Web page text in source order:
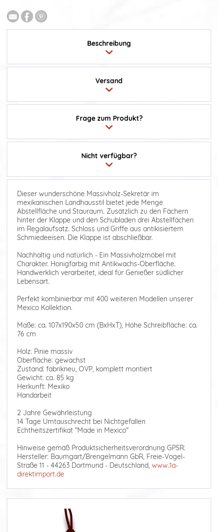
Beschreibung
Frage zum Produkt?
Versand
Nicht verfügbar?
Dieser wunderschöne Massivholz-Sekretär im
mexikanischen Landhausstil bietet jede Menge
Abstellfläche und Stauraum. Zusätzlich zu den Fächern
hinter der Klappe und den Schubladen drei Abstellfächen
im Regalaufsatz. Schloss und Griffe aus antikisiertem
Schmiedeeisen. Die Klappe ist abschließbar.
Nachhaltig und natürlich - Ein Massivholzmöbel mit
Charakter. Honigfarbig mit Antikwachs-Oberfläche.
Handwerklich verarbeitet, ideal für Genießer südlicher
Lebensart.
Perfekt kombinierbar mit 400 weiteren Modellen unserer
Mexico Kollektion.
Maße: ca. 107x190x50 cm (BxHxT), Höhe Schreibfläche: ca.
76 cm
Holz: Pinie massiv
Oberfläche: gewachst
Zustand: fabrikneu, OVP, komplett montiert
Gewicht: ca. 85 kg
Herkunft: Mexiko
Handarbeit
2 Jahre Gewährleistung
14 Tage Umtauschrecht bei Nichtgefallen
Echtheitszertifikat "Made in Mexico"
Hinweise gemäß Produktsicherheitsverordnung GPSR:
Hersteller: Baumgart/Brengelmann GbR, Freie-Vogel-
Straße 11 - 44263 Dortmund - Deutschland, www.1a-
direktimport.de